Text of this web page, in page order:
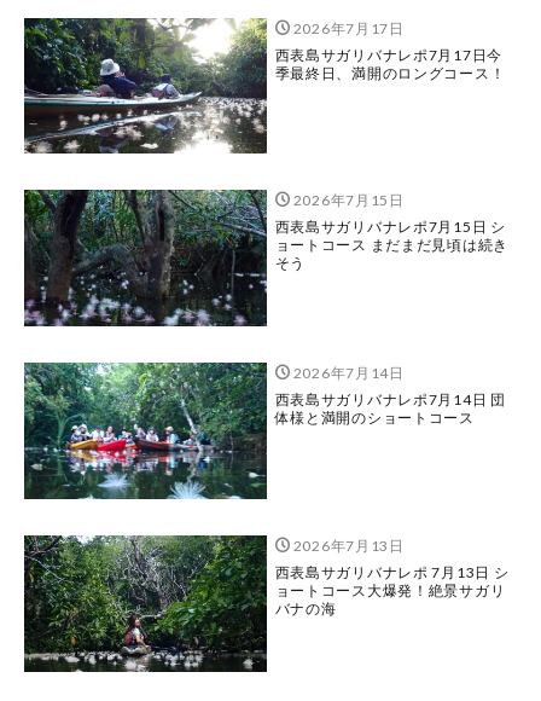
2026年7月17日
西表島サガリバナレポ7月17日今
季最終日、満開のロングコース！
2026年7月15日
西表島サガリバナレポ7月15日 シ
ョートコース まだまだ見頃は続き
そう
2026年7月14日
西表島サガリバナレポ7月14日 団
体様と満開のショートコース
2026年7月13日
西表島サガリバナレポ 7月13日 シ
ョートコース大爆発！絶景サガリ
バナの海